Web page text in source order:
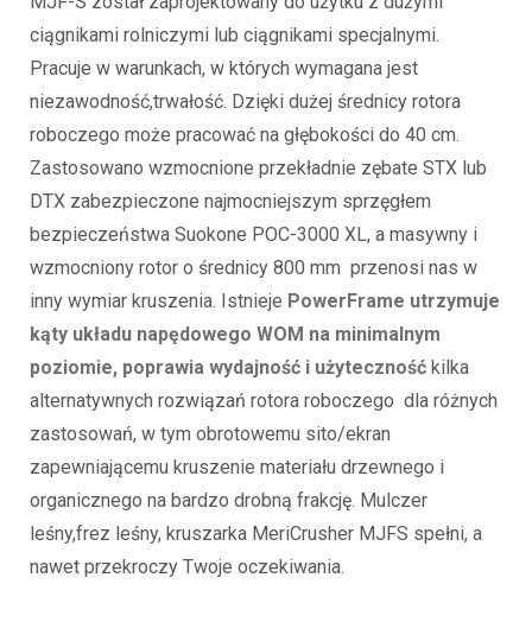
ciągnikami rolniczymi lub ciągnikami specjalnymi.
Pracuje w warunkach, w których wymagana jest
niezawodność,trwałość. Dzięki dużej średnicy rotora
roboczego może pracować na głębokości do 40 cm.
Zastosowano wzmocnione przekładnie zębate STX lub
DTX zabezpieczone najmocniejszym sprzęgłem
bezpieczeństwa Suokone POC-3000 XL, a masywny i
wzmocniony rotor o średnicy 800 mm przenosi nas w
inny wymiar kruszenia. Istnieje PowerFrame utrzymuje
kąty układu napędowego WOM na minimalnym
poziomie, poprawia wydajność i użyteczność kilka
alternatywnych rozwiązań rotora roboczego dla różnych
zastosowań, w tym obrotowemu sito/ekran
zapewniającemu kruszenie materiału drzewnego i
organicznego na bardzo drobną frakcję. Mulczer
leśny,frez leśny, kruszarka MeriCrusher MJFS spełni, a
nawet przekroczy Twoje oczekiwania.